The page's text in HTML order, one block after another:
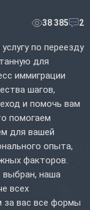
38 385 2
по переезду
для
иммиграции
шагов,
и помочь вам
помогаем
для вашей
опыта,
факторов.
наша
всех
за вас все формы